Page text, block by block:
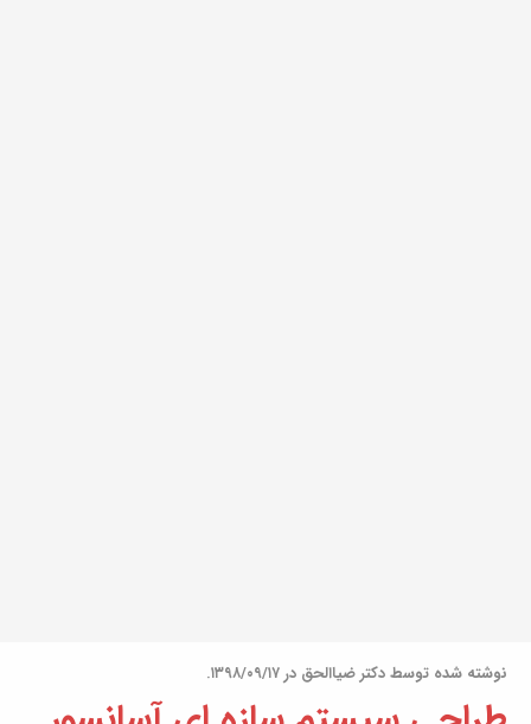
نوشته شده توسط دکتر ضیاالحق در ۱۳۹۸/۰۹/۱۷.